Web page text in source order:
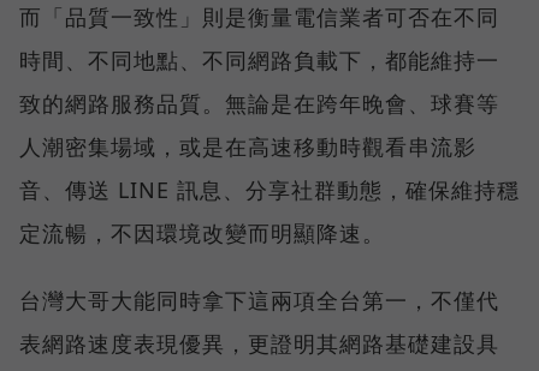
而「品質一致性」則是衡量電信業者可否在不同
時間、不同地點、不同網路負載下，都能維持一
致的網路服務品質。無論是在跨年晚會、球賽等
人潮密集場域，或是在高速移動時觀看串流影
音、傳送 LINE 訊息、分享社群動態，確保維持穩
定流暢，不因環境改變而明顯降速。
台灣大哥大能同時拿下這兩項全台第一，不僅代
表網路速度表現優異，更證明其網路基礎建設具